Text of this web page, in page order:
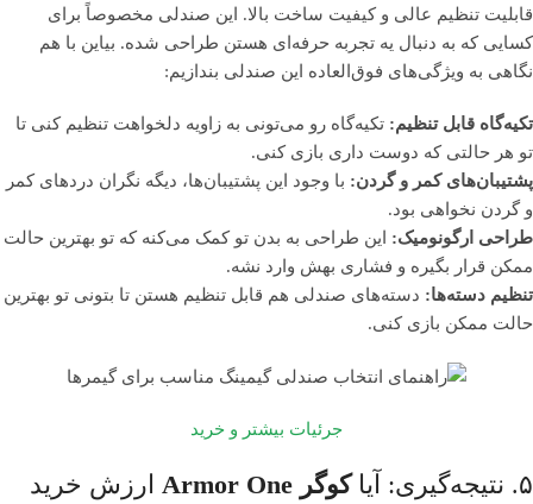
قابلیت تنظیم عالی و کیفیت ساخت بالا. این صندلی مخصوصاً برای
کسایی که به دنبال یه تجربه حرفه‌ای هستن طراحی شده. بیاین با هم
نگاهی به ویژگی‌های فوق‌العاده این صندلی بندازیم:
تکیه‌گاه قابل تنظیم: تکیه‌گاه رو می‌تونی به زاویه دلخواهت تنظیم کنی تا
تو هر حالتی که دوست داری بازی کنی.
پشتیبان‌های کمر و گردن: با وجود این پشتیبان‌ها، دیگه نگران دردهای کمر
و گردن نخواهی بود.
طراحی ارگونومیک: این طراحی به بدن تو کمک می‌کنه که تو بهترین حالت
ممکن قرار بگیره و فشاری بهش وارد نشه.
تنظیم دسته‌ها: دسته‌های صندلی هم قابل تنظیم هستن تا بتونی تو بهترین
حالت ممکن بازی کنی.
جرئیات بیشتر و خرید
۵. نتیجه‌گیری: آیا کوگر Armor One
ارزش خرید